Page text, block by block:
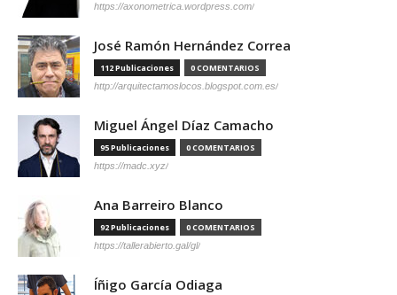
https://axonometrica.wordpress.com/
José Ramón Hernández Correa
112 Publicaciones 0 COMENTARIOS
http://arquitectamoslocos.blogspot.com.es/
Miguel Ángel Díaz Camacho
95 Publicaciones 0 COMENTARIOS
https://madc.xyz/
Ana Barreiro Blanco
92 Publicaciones 0 COMENTARIOS
https://tallerabierto.gal/gl/
Íñigo García Odiaga